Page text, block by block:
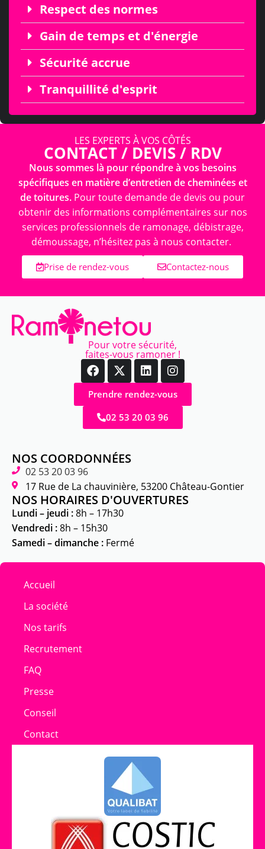
Respect des normes
Gain de temps et d'énergie
Sécurité accrue
Tranquillité d'esprit
LES EXPERTS À VOS CÔTÉS
CONTACT / DEVIS / RDV
Nous sommes là pour répondre à vos besoins
spécifiques en matière d’entretien de cheminées et
de toitures. Pour toute demande de devis ou pour
obtenir des informations complémentaires sur nos
services professionnels de ramonage, débistrage,
démoussage, n’hésitez pas à nous contacter.
Prise de rendez-vous Contactez-nous
Pour votre sécurité,
faites-vous ramoner !
Prendre rendez-vous
02 53 20 03 96
NOS COORDONNÉES
02 53 20 03 96
17 Rue de La chauvinière, 53200 Château-Gontier
NOS HORAIRES D'OUVERTURES
Lundi – jeudi :8h – 17h30
Vendredi :8h – 15h30
Samedi – dimanche : Fermé
Accueil
La société
Nos tarifs
Recrutement
FAQ
Presse
Conseil
Contact